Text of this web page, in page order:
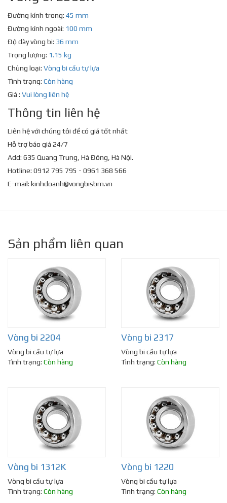
Đường kính trong: 45 mm
Đường kính ngoài: 100 mm
Độ dày vòng bi: 36 mm
Trọng lượng: 1.15 kg
Chủng loại: Vòng bi cầu tự lựa
Tình trạng: Còn hàng
Giá : Vui lòng liên hệ
Thông tin liên hệ
Liên hệ với chúng tôi để có giá tốt nhất
Hỗ trợ báo giá 24/7
Add: 635 Quang Trung, Hà Đông, Hà Nội.
Hotline: 0912 795 795 - 0961 368 566
E-mail: kinhdoanh@vongbisbm.vn
Sản phẩm liên quan
Vòng bi 2204
Vòng bi cầu tự lựa
Tình trạng: Còn hàng
Vòng bi 2317
Vòng bi cầu tự lựa
Tình trạng: Còn hàng
Vòng bi 1312K
Vòng bi cầu tự lựa
Tình trạng: Còn hàng
Vòng bi 1220
Vòng bi cầu tự lựa
Tình trạng: Còn hàng